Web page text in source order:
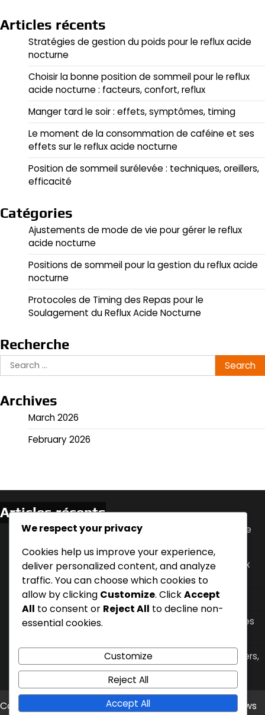
Articles récents
Stratégies de gestion du poids pour le reflux acide
nocturne
Choisir la bonne position de sommeil pour le reflux
acide nocturne : facteurs, confort, reflux
Manger tard le soir : effets, symptômes, timing
Le moment de la consommation de caféine et ses
effets sur le reflux acide nocturne
Position de sommeil surélevée : techniques, oreillers,
efficacité
Catégories
Ajustements de mode de vie pour gérer le reflux
acide nocturne
Positions de sommeil pour la gestion du reflux acide
nocturne
Protocoles de Timing des Repas pour le
Soulagement du Reflux Acide Nocturne
Recherche
Search
for:
Archives
March 2026
February 2026
Articles récents
Stratégies de gestion du poids pour le reflux acide
Choisir la bonne position de sommeil pour le reflux
acide nocturne : facteurs, confort, reflux
Manger tard le soir : effets, symptômes, timing
Le moment de la consommation de caféine et ses
Position de sommeil surélevée : techniques, oreillers,
efficacité
Copyright © 2026 lumiere2009.org
Theme: Timely News
We respect your privacy
Cookies help us improve your experience,
deliver personalized content, and analyze
traffic. You can choose which cookies to
allow by clicking Customize. ClickAccept
All to consent or Reject All to decline non-
essential cookies.
Customize
Reject All
Accept All